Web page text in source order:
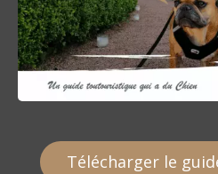
Télécharger le